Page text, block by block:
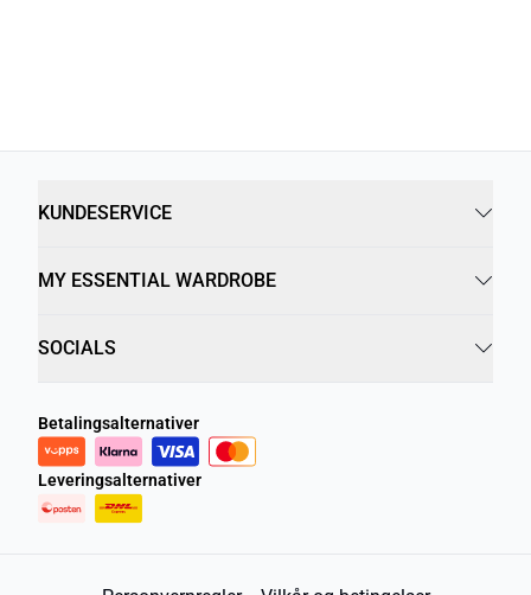
KUNDESERVICE
MY ESSENTIAL WARDROBE
SOCIALS
Betalingsalternativer
Leveringsalternativer